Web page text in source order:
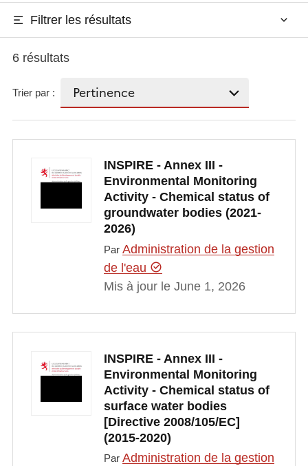
Filtrer les résultats
6 résultats
Trier par :
INSPIRE - Annex III -
Environmental Monitoring
Activity - Chemical status of
groundwater bodies (2021-
2026)
Par Administration de la gestion
de l'eau
Mis à jour le June 1, 2026
INSPIRE - Annex III -
Environmental Monitoring
Activity - Chemical status of
surface water bodies
[Directive 2008/105/EC]
(2015-2020)
Par Administration de la gestion